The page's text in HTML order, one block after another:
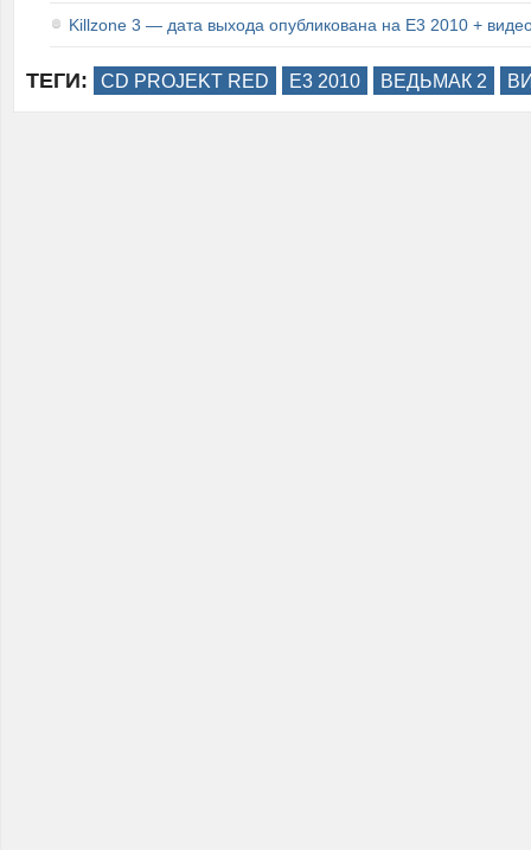
Killzone 3 — дата выхода опубликована на E3 2010 +
ТЕГИ: CD PROJEKT RED E3 2010 ВЕДЬМАК 2